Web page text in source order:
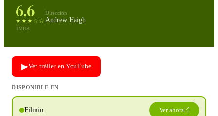
6,6
★★★☆☆
TMDB
Dirección
Andrew Haigh
▶Ver tráiler en YouTube
DISPONIBLE EN
Filmin Ver ahora